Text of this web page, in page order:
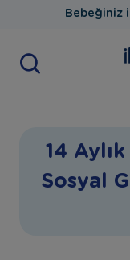
Bebeğiniz
14
Sosyal